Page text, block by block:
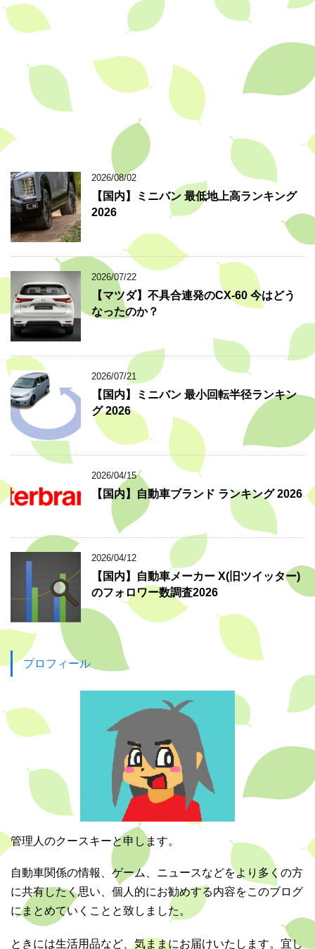
2026/08/02
【国内】ミニバン 最低地上高ランキング
2026
2026/07/22
【マツダ】不具合連発のCX-60 今はどう
なったのか？
2026/07/21
【国内】ミニバン 最小回転半径ランキン
グ 2026
2026/04/15
【国内】自動車ブランド ランキング 2026
2026/04/12
【国内】自動車メーカー X(旧ツイッター)
のフォロワー数調査2026
プロフィール
管理人のクースキーと申します。
自動車関係の情報、ゲーム、ニュースなどをより多くの方
に共有したく思い、個人的にお勧めする内容をこのブログ
にまとめていくことと致しました。
ときには生活用品など、気ままにお届けいたします。宜し